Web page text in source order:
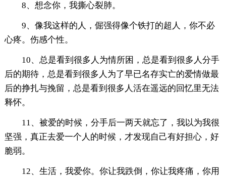
8、想念你，我撕心裂肺。
9、像我这样的人，倔强得像个铁打的超人，你不必
心疼。伤感个性。
10、总是看到很多人为情所困，总是看到很多人分手
后的期待，总是看到很多人为了早已名存实亡的爱情做最
后的挣扎与挽留，总是看到很多人活在遥远的回忆里无法
释怀。
11、被爱的时候，分手后一两天就忘了，我以为我很
坚强，真正去爱一个人的时候，才发现自己有好担心，好
脆弱。
12、生活，我爱你。你让我跌倒，你让我疼痛，你用